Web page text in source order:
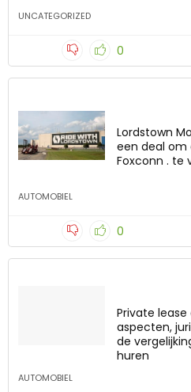
UNCATEGORIZED
0
Lordstown
een deal om
Foxconn . te
AUTOMOBIEL
0
Private
aspecten,
de
huren
AUTOMOBIEL